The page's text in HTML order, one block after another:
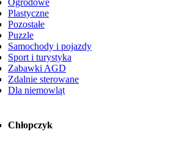
Ogrodowe
Plastyczne
Pozostałe
Puzzle
Samochody i pojazdy
Sport i turystyka
Zabawki AGD
Zdalnie sterowane
Dla niemowląt
Chłopczyk